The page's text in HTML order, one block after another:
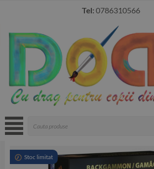
Tel: 0786310566
Stoc limitat